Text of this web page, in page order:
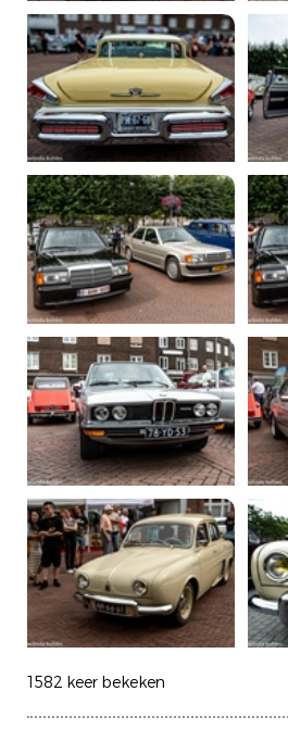
1582 keer bekeken